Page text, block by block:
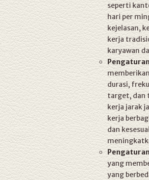
seperti
hari per
kejelasan,
kerja
karyawan
durasi,
target, dan
kerja jarak
kerja
dan
yang
yang